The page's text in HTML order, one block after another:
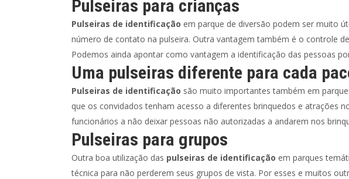
Pulseiras para crianças
Pulseiras de identificação em parque de diversão podem ser muito
número de contato na pulseira. Outra vantagem também é o controle
Podemos ainda apontar como vantagem a identificação das pessoas
Uma pulseiras diferente para cada
Pulseiras de identificação são muito importantes também em
que os convidados tenham acesso a diferentes brinquedos e atrações
funcionários a não deixar pessoas não autorizadas a andarem nos
Pulseiras para grupos
Outra boa utilização das pulseiras de identificação em parques
técnica para não perderem seus grupos de vista. Por esses e muitos